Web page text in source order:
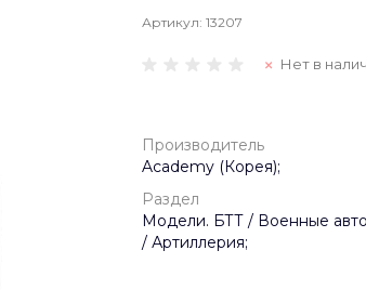
Артикул: 13207
Нет в
Производитель
Academy (Корея);
Раздел
Модели. БТТ / Военные
/ Артиллерия;